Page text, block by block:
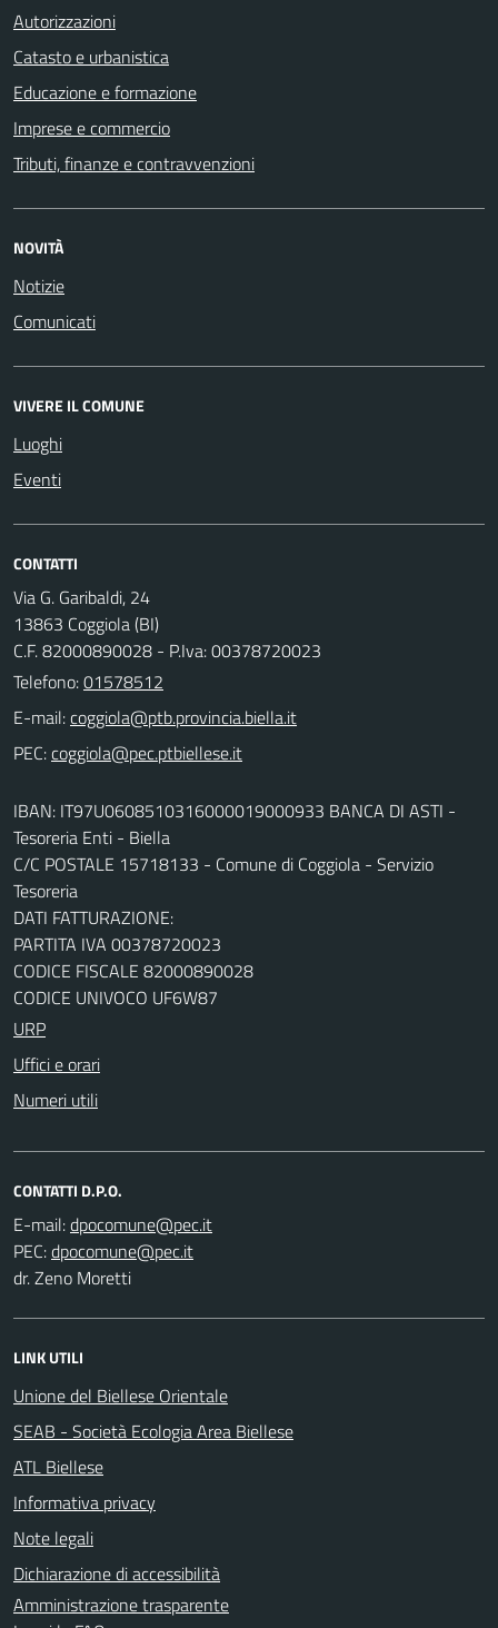
Autorizzazioni
Catasto e urbanistica
Educazione e formazione
Imprese e commercio
Tributi, finanze e contravvenzioni
NOVITÀ
Notizie
Comunicati
VIVERE IL COMUNE
Luoghi
Eventi
CONTATTI
Via G. Garibaldi, 24
13863 Coggiola (BI)
C.F. 82000890028 - P.Iva: 00378720023
Telefono:01578512
E-mail:
PEC:
IBAN: IT97U0608510316000019000933 BANCA DI ASTI -
Tesoreria Enti - Biella
C/C POSTALE 15718133 - Comune di Coggiola - Servizio
Tesoreria
DATI FATTURAZIONE:
PARTITA IVA 00378720023
CODICE FISCALE 82000890028
CODICE UNIVOCO UF6W87
URP
Uffici e orari
Numeri utili
CONTATTI D.P.O.
E-mail:
PEC:
dr. Zeno Moretti
LINK UTILI
Unione del Biellese Orientale
SEAB - Società Ecologia Area Biellese
ATL Biellese
Informativa privacy
Note legali
Dichiarazione di accessibilità
Amministrazione trasparente